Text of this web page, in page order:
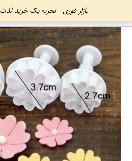
بازار فوری - تجربه یک خرید